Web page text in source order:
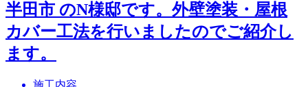
半田市 のN様邸です。外壁塗装・屋根
カバー工法を行いましたのでご紹介し
ます。